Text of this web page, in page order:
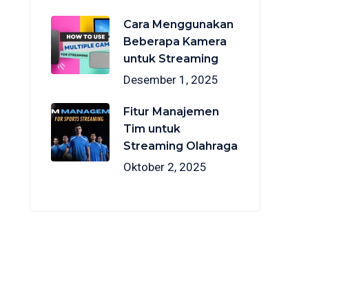
Cara Menggunakan
Beberapa Kamera
untuk Streaming
Desember 1, 2025
Fitur Manajemen
Tim untuk
Streaming Olahraga
Oktober 2, 2025